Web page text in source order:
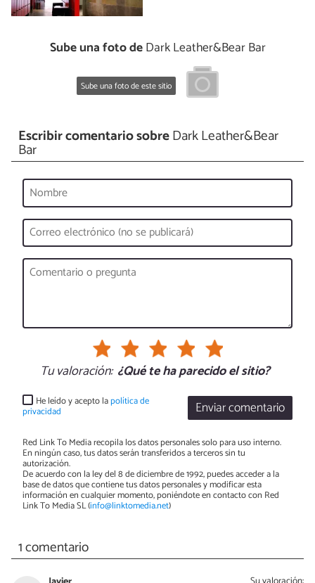
Sube una foto deDark Leather&Bear Bar
Sube una foto de este sitio
Escribir comentario sobreDark Leather&Bear
Bar
Tu valoración: ¿Qué te ha parecido el sitio?
Enviar comentario
He leído y acepto lapolítica de
privacidad
Red Link To Media recopila los datos personales solo para uso interno.
En ningún caso, tus datos serán transferidos a terceros sin tu
autorización.
De acuerdo con la ley del 8 de diciembre de 1992, puedes acceder a la
base de datos que contiene tus datos personales y modificar esta
información en cualquier momento, poniéndote en contacto con Red
Link To Media SL (info@linktomedia.net)
1 comentario